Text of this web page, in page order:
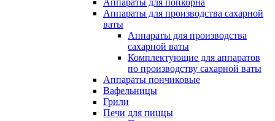
Аппараты для попкорна
Аппараты для производства сахарной
ваты
Аппараты для производства
сахарной ваты
Комплектующие для аппаратов
по производству сахарной ваты
Аппараты пончиковые
Вафельницы
Грили
Печи для пиццы